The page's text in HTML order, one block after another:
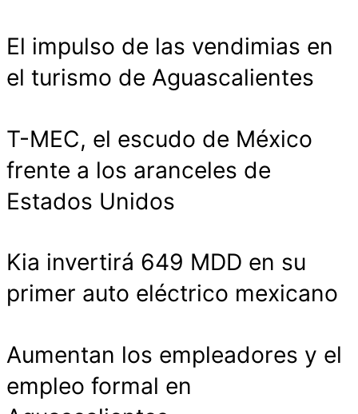
El impulso de las vendimias en
el turismo de Aguascalientes
T-MEC, el escudo de México
frente a los aranceles de
Estados Unidos
Kia invertirá 649 MDD en su
primer auto eléctrico mexicano
Aumentan los empleadores y el
empleo formal en